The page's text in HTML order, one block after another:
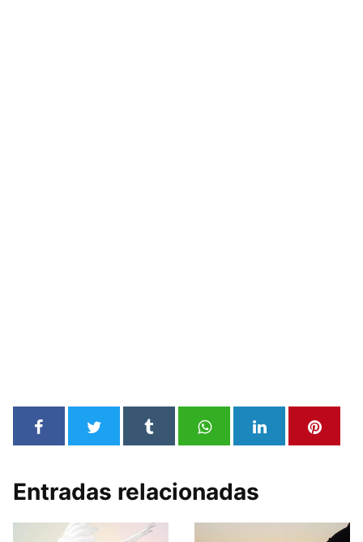
Entradas relacionadas